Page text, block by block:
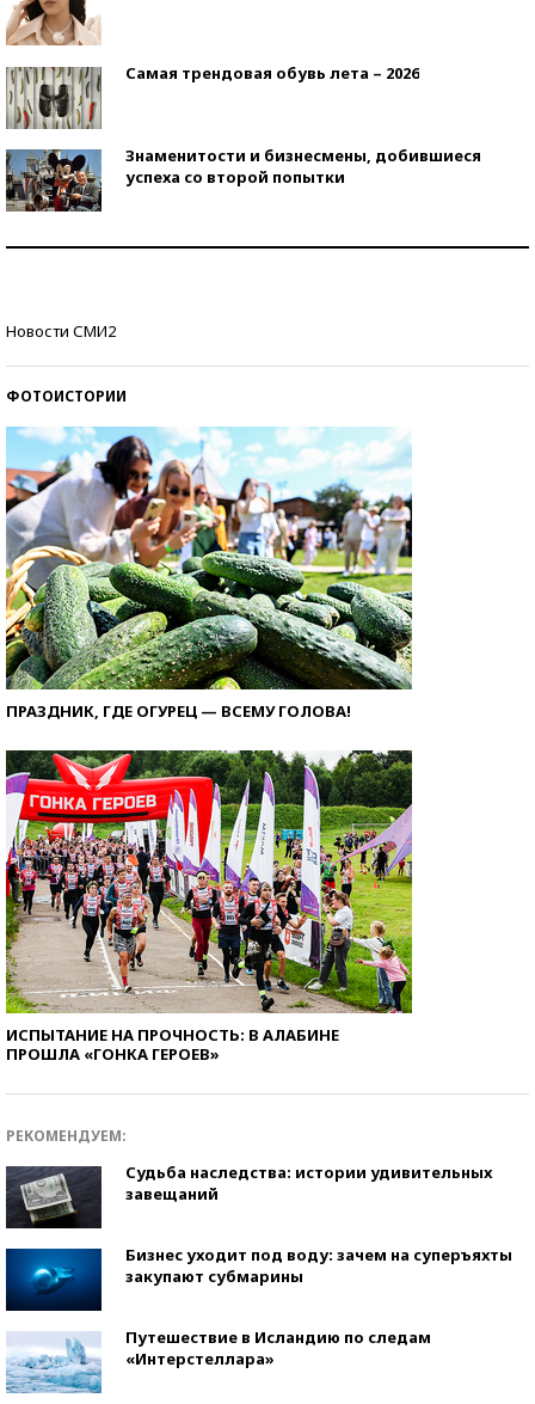
Самая трендовая обувь лета – 2026
Знаменитости и бизнесмены, добившиеся
успеха со второй попытки
Новости СМИ2
ФОТОИСТОРИИ
ПРАЗДНИК, ГДЕ ОГУРЕЦ — ВСЕМУ ГОЛОВА!
ИСПЫТАНИЕ НА ПРОЧНОСТЬ: В АЛАБИНЕ
ПРОШЛА «ГОНКА ГЕРОЕВ»
РЕКОМЕНДУЕМ:
Судьба наследства: истории удивительных
завещаний
Бизнес уходит под воду: зачем на суперъяхты
закупают субмарины
Путешествие в Исландию по следам
«Интерстеллара»